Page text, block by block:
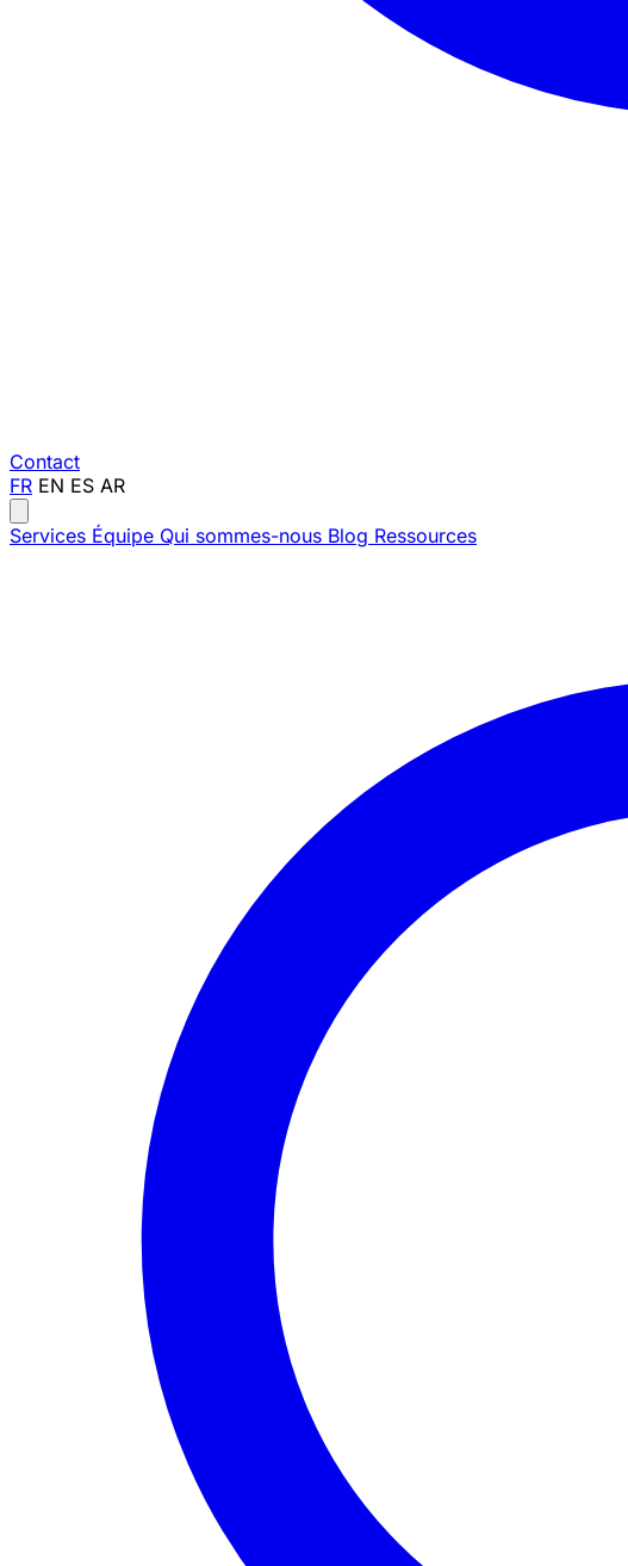
Contact
FR EN ES AR
Services Équipe Qui sommes-nous Blog Ressources